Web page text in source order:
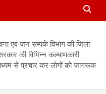
एवं जन सम्पर्क विभाग की जिला
की विभिन्न कल्याणकारी
से प्रचार कर लोगों को जागरूक